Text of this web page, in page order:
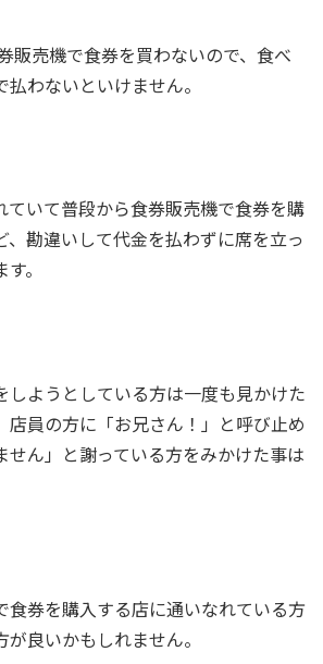
販売機で食券を買わないので、食べ
わないといけません。
ていて普段から食券販売機で食券を購
、勘違いして代金を払わずに席を立っ
。
しようとしている方は一度も見かけた
店員の方に「お兄さん！」と呼び止め
せん」と謝っている方をみかけた事は
食券を購入する店に通いなれている方
良いかもしれません。